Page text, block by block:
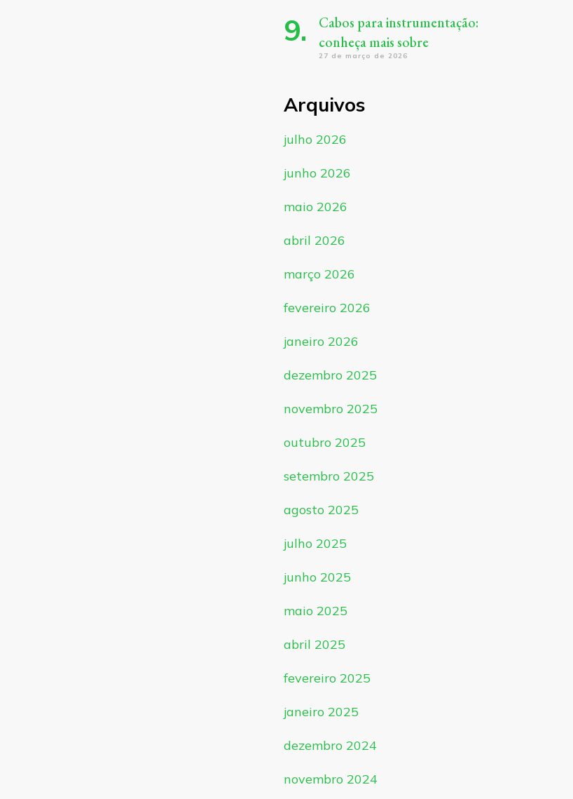
Cabos para instrumentação:
conheça mais sobre
27 de março de 2026
Arquivos
julho 2026
junho 2026
maio 2026
abril 2026
março 2026
fevereiro 2026
janeiro 2026
dezembro 2025
novembro 2025
outubro 2025
setembro 2025
agosto 2025
julho 2025
junho 2025
maio 2025
abril 2025
fevereiro 2025
janeiro 2025
dezembro 2024
novembro 2024